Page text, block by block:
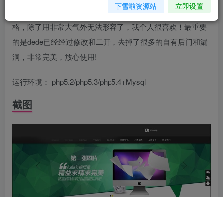
适用范围： 绿色大气的通用公司类网站，Html5交互式风
格，除了用非常大气外无法形容了，我个人很喜欢！最重要
的是dede已经经过修改和二开，去掉了很多的自有后门和漏
洞，非常完美，放心使用!
运行环境： php5.2/php5.3/php5.4+Mysql
截图
下雪啦资源站 立即设置